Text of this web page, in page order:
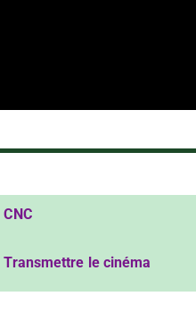
le cinéma